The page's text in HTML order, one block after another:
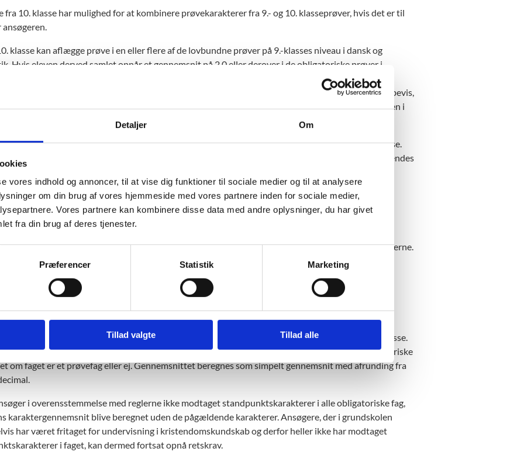
Detaljer Om
vores indhold og annoncer, til at vise dig funktioner til sociale medier og til at analysere
om din brug af vores hjemmeside med vores partnere inden for sociale medier,
Vores partnere kan kombinere disse data med andre oplysninger, du har givet
fra din brug af deres tjenester.
Præferencer Statistik Marketing
Tillad valgte Tillad alle
fra 10. klasse har mulighed for at kombinere prøvekarakterer fra 9.- og 10. klasseprøver, hvis det er til
klasse kan aflægge prøve i en eller flere af de lovbundne prøver på 9.-klasses niveau i dansk og
Hvis eleven derved samlet opnår et gennemsnit på 2,0 eller derover i de obligatoriske prøver i
skal eleven have udstedt bevis for folkeskolens afgangseksamen ved afslutningen af 10. klasse.
kan man via 10. klasse opnå folkeskolens afgangseksamen. Andre prøver kan ikke udløse et sådant bevis,
prøveaflæggelse på 8. eller 9. klassetrin kan ikke omgøres eller forbedres ved prøveaflæggelsen i
af de lovbundne prøver beregnes ud fra de højeste karakterer opnået i enten 9. eller 10. klasse.
en højere karakter i dansk eller matematik i 10. klasse, vil det være pågældende karakter, der anvendes
af, om eleven har opnået hhv. mindst 5,0 eller 6,0 i de lovbundne prøver. Kombinationen af
kan ske på delprøveniveau.
hvor engelsk var en lovbunden prøve i 9. klasse, kan gunstreglen også anvendes i forhold til, at
tæller. Sidstnævnte vil kunne ske frem til og med ansøgningsrunden i foråret 2027.
finder alene anvendelse i ovenstående situationer og udelukkende i relation til prøveresultaterne.
ingen gunstregler i forhold til standpunktskaraktererne, hvor det altid er de afsluttende
om mindst 5,0 i gennemsnit af standpunktskarakterer
skal som udgangspunkt have modtaget standpunktskarakterer i alle fag i grundskolen eller 10. klasse.
at grundskole- og 10.-klasseelever skal have modtaget standpunktskarakterer i alle de obligatoriske
om faget er et prøvefag eller ej. Gennemsnittet beregnes som simpelt gennemsnit med afrunding fra
i overensstemmelse med reglerne ikke modtaget standpunktskarakterer i alle obligatoriske fag,
karaktergennemsnit blive beregnet uden de pågældende karakterer. Ansøgere, der i grundskolen
har været fritaget for undervisning i kristendomskundskab og derfor heller ikke har modtaget
i faget, kan dermed fortsat opnå retskrav.